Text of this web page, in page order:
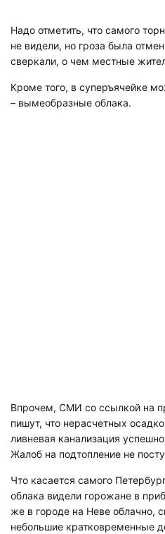
Надо отметить, что самого
не видели, но гроза была
сверкали, о чем местные
Кроме того, в суперъячейке
– вымеобразные облака.
Впрочем, СМИ со ссылкой на
пишут, что нерасчетных
ливневая канализация
Жалоб на подтопление не
Что касается самого
облака видели горожане в
же в городе на Неве облачно,
небольшие кратковременные